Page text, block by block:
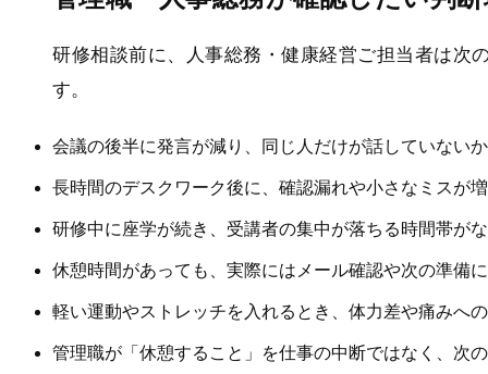
研修相談前に、人事総務・健康経営ご担当者は次
す。
会議の後半に発言が減り、同じ人だけが話していないか
長時間のデスクワーク後に、確認漏れや小さなミスが
研修中に座学が続き、受講者の集中が落ちる時間帯が
休憩時間があっても、実際にはメール確認や次の準備
軽い運動やストレッチを入れるとき、体力差や痛みへ
管理職が「休憩すること」を仕事の中断ではなく、次